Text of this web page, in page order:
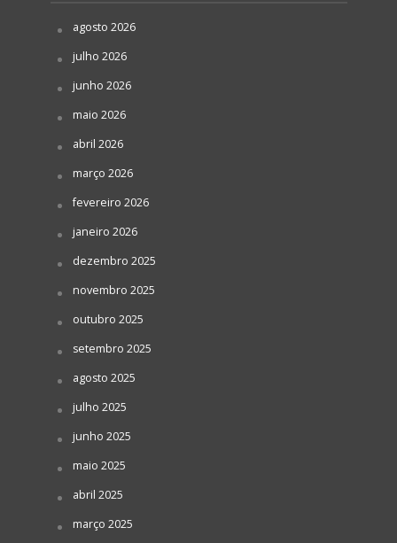
agosto 2026
julho 2026
junho 2026
maio 2026
abril 2026
março 2026
fevereiro 2026
janeiro 2026
dezembro 2025
novembro 2025
outubro 2025
setembro 2025
agosto 2025
julho 2025
junho 2025
maio 2025
abril 2025
março 2025